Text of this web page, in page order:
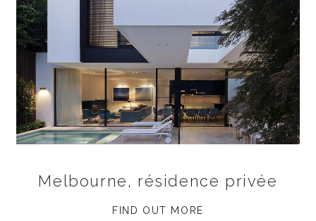
Melbourne, résidence privée
FIND OUT MORE